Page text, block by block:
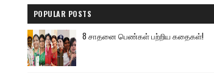
POPULAR POSTS
8 சாதனை பெண்கள் பற்றிய கதைகள்!